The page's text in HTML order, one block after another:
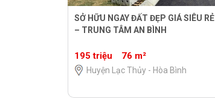
SỞ HỮU NGAY ĐẤT ĐẸP GIÁ SIÊU RẺ
– TRUNG TÂM AN BÌNH
195 triệu 76 m²
Huyện Lạc Thủy - Hòa Bình